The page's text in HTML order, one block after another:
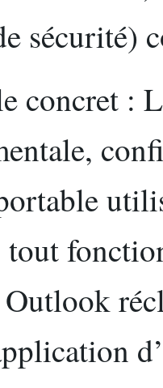
sécurité)
concret :
tout